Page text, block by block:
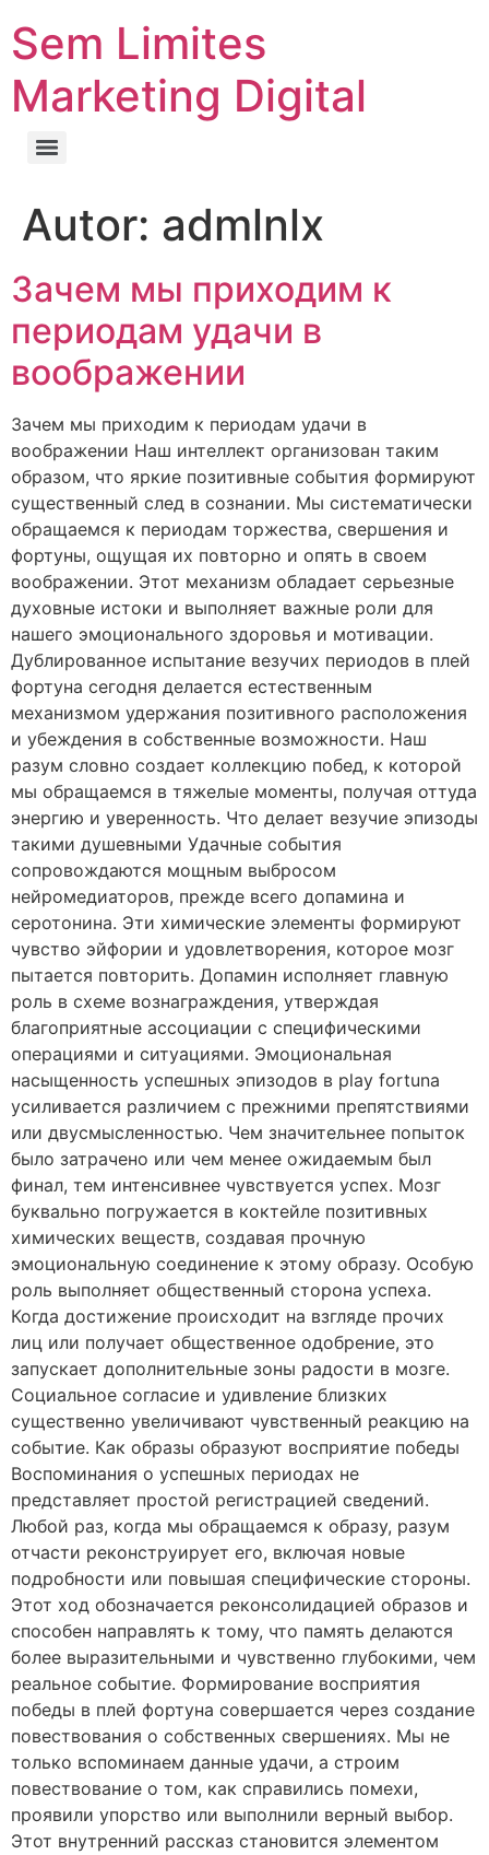
Sem Limites
Marketing Digital
Autor: admlnlx
Зачем мы приходим к
периодам удачи в
воображении
Зачем мы приходим к периодам удачи в
воображении Наш интеллект организован таким
образом, что яркие позитивные события формируют
существенный след в сознании. Мы систематически
обращаемся к периодам торжества, свершения и
фортуны, ощущая их повторно и опять в своем
воображении. Этот механизм обладает серьезные
духовные истоки и выполняет важные роли для
нашего эмоционального здоровья и мотивации.
Дублированное испытание везучих периодов в плей
фортуна сегодня делается естественным
механизмом удержания позитивного расположения
и убеждения в собственные возможности. Наш
разум словно создает коллекцию побед, к которой
мы обращаемся в тяжелые моменты, получая оттуда
энергию и уверенность. Что делает везучие эпизоды
такими душевными Удачные события
сопровождаются мощным выбросом
нейромедиаторов, прежде всего допамина и
серотонина. Эти химические элементы формируют
чувство эйфории и удовлетворения, которое мозг
пытается повторить. Допамин исполняет главную
роль в схеме вознаграждения, утверждая
благоприятные ассоциации с специфическими
операциями и ситуациями. Эмоциональная
насыщенность успешных эпизодов в play fortuna
усиливается различием с прежними препятствиями
или двусмысленностью. Чем значительнее попыток
было затрачено или чем менее ожидаемым был
финал, тем интенсивнее чувствуется успех. Мозг
буквально погружается в коктейле позитивных
химических веществ, создавая прочную
эмоциональную соединение к этому образу. Особую
роль выполняет общественный сторона успеха.
Когда достижение происходит на взгляде прочих
лиц или получает общественное одобрение, это
запускает дополнительные зоны радости в мозге.
Социальное согласие и удивление близких
существенно увеличивают чувственный реакцию на
событие. Как образы образуют восприятие победы
Воспоминания о успешных периодах не
представляет простой регистрацией сведений.
Любой раз, когда мы обращаемся к образу, разум
отчасти реконструирует его, включая новые
подробности или повышая специфические стороны.
Этот ход обозначается реконсолидацией образов и
способен направлять к тому, что память делаются
более выразительными и чувственно глубокими, чем
реальное событие. Формирование восприятия
победы в плей фортуна совершается через создание
повествования о собственных свершениях. Мы не
только вспоминаем данные удачи, а строим
повествование о том, как справились помехи,
проявили упорство или выполнили верный выбор.
Этот внутренний рассказ становится элементом